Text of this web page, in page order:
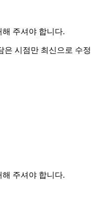
주셔야 합니다.
은 시점만 최신으로 수정
주셔야 합니다.